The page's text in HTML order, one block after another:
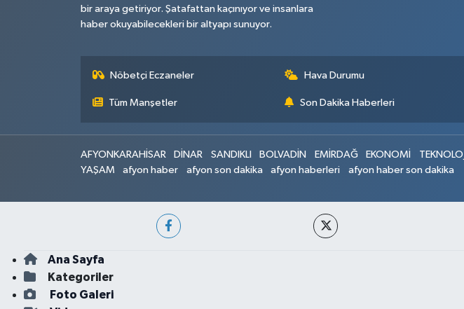
bir araya getiriyor. Şatafattan kaçınıyor ve insanlara
haber okuyabilecekleri bir altyapı sunuyor.
Nöbetçi Eczaneler Hava Durumu
Tüm Manşetler Son Dakika Haberleri
AFYONKARAHİSAR DİNAR SANDIKLI BOLVADİN EMİRDAĞ EKONOMİ TEKNOLOJİ
YAŞAM
afyon haber afyon son dakika afyon haberleri afyon haber son dakika
Ana Sayfa
Kategoriler
Foto Galeri